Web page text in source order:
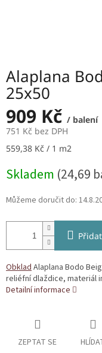
Alaplana
25x50
909 Kč / balení
751 Kč bez DPH
Měrná
559,38 Kč / 1 m2
Skladem (24,69
Můžeme doručit do:
ObkladAlaplana Bodo
reliéfní dlaždice, materiál
Detailní informace
ZEPTAT SE